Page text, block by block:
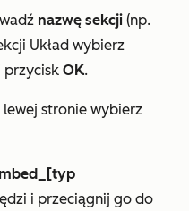
nazwę sekcji (np.
Układ wybierz
przycisk OK.
stronie wybierz
i przeciągnij go do